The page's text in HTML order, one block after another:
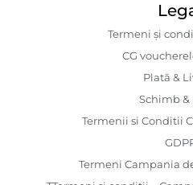
Termeni și
CG
Plată &
Schimb &
Termenii si Conditii
Termeni Campania